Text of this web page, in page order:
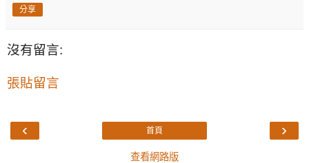
分享
沒有留言:
張貼留言
‹ ›
首頁
查看網路版